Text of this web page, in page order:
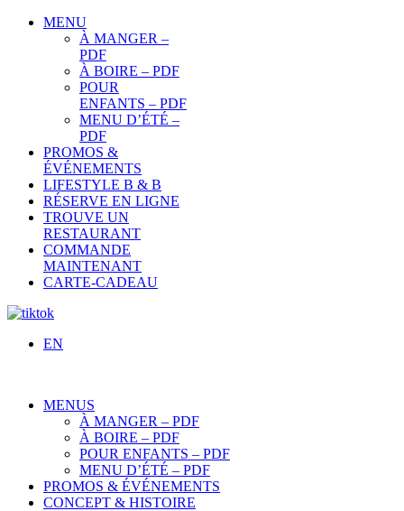
MENU
À MANGER –
PDF
À BOIRE – PDF
POUR
ENFANTS – PDF
MENU D’ÉTÉ –
PDF
PROMOS &
ÉVÉNEMENTS
LIFESTYLE B & B
RÉSERVE EN LIGNE
TROUVE UN
RESTAURANT
COMMANDE
MAINTENANT
CARTE-CADEAU
EN
MENUS
À MANGER – PDF
À BOIRE – PDF
POUR ENFANTS – PDF
MENU D’ÉTÉ – PDF
PROMOS & ÉVÉNEMENTS
CONCEPT & HISTOIRE